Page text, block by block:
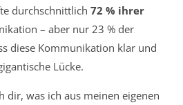
durchschnittlich 72 % ihrer
– aber nur 23 % der
diese Kommunikation klar und
Lücke.
dir, was ich aus meinen eigenen